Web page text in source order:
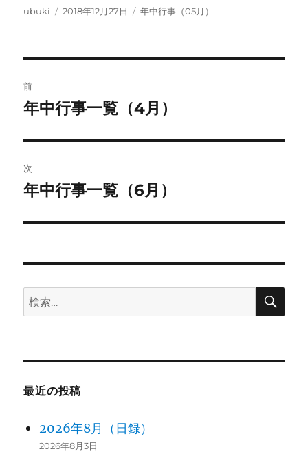
投
ubuki
投
2018年12月27日
カ
年中行事（05月）
稿
ビ
ゲ
ー
ン
前
前
投
稿:
年中行事一覧（4月）
次
次
投
年中行事一覧（6月）
検
索:
検
最近の投稿
2026年8月（日録）
2026年8月3日